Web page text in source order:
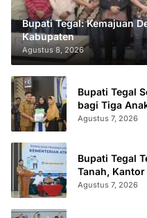
Bupati Tegal: Kemajuan
Kabupaten
Agustus 8, 2026
Bupati Tegal
bagi Tiga
Agustus 7, 2026
Bupati Tegal
Tanah,
Sertifikat Terbit
Agustus 7, 2026